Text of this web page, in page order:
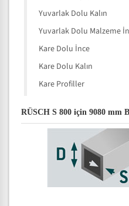
Yuvarlak Dolu Kalın
Yuvarlak Dolu Malzeme
Kare Dolu İnce
Kare Dolu Kalın
Kare Profiller
RÜSCH S 800 için 9080 mm